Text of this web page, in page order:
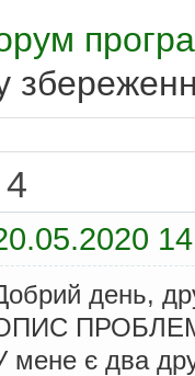
день,
мене є два